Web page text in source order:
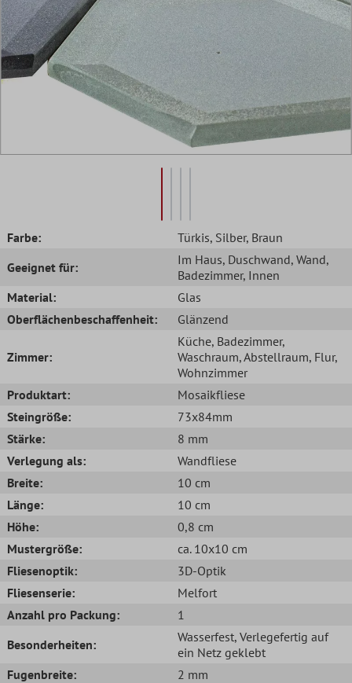
Farbe: Türkis, Silber, Braun
Geeignet für:
Im Haus, Duschwand, Wand,
Badezimmer, Innen
Material:
Glas
Oberflächenbeschaffenheit:
Glänzend
Zimmer:
Küche, Badezimmer,
Waschraum, Abstellraum, Flur,
Wohnzimmer
Produktart:
Mosaikfliese
Steingröße:
73x84mm
Stärke:
8 mm
Verlegung als:
Wandfliese
Breite:
10 cm
Länge:
10 cm
Höhe:
0,8 cm
Mustergröße:
ca. 10x10 cm
Fliesenoptik:
3D-Optik
Fliesenserie:
Melfort
Anzahl pro Packung:
1
Besonderheiten:
Wasserfest, Verlegefertig auf
ein Netz geklebt
Fugenbreite:
2 mm